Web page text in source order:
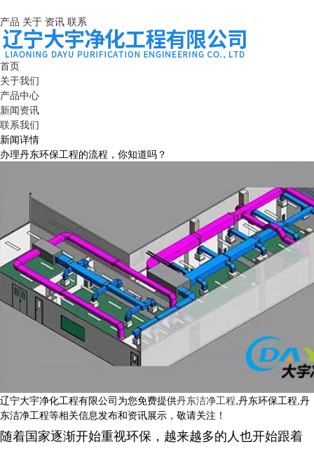
产品 关于 资讯 联系
首页
关于我们
产品中心
新闻资讯
联系我们
新闻详情
办理丹东环保工程的流程，你知道吗？
辽宁大宇净化工程有限公司为您免费提供丹东洁净工程,丹东环保工程,丹
东洁净工程等相关信息发布和资讯展示，敬请关注！
随着国家逐渐开始重视环保，越来越多的人也开始跟着